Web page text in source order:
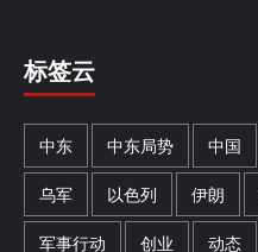
标签云
中东 中东局势 中国
乌军 以色列 伊朗
军事行动 创业 动态